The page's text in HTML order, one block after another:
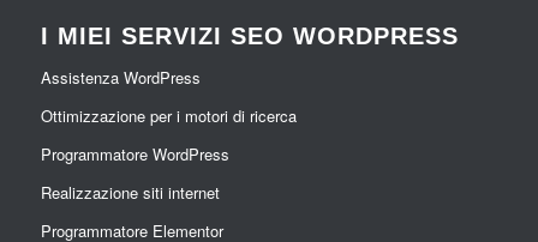
I MIEI SERVIZI SEO WORDPRESS
Assistenza WordPress
Ottimizzazione per i motori di ricerca
Programmatore WordPress
Realizzazione siti internet
Programmatore Elementor